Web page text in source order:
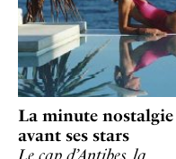
La minute nostalgie
avant ses stars